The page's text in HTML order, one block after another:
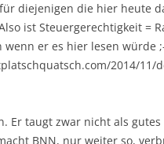
diejenigen die hier heute
ist Steuergerechtigkeit =
er es hier lesen würde
2014/11/
Er taugt zwar nicht als
BNN, nur weiter so,